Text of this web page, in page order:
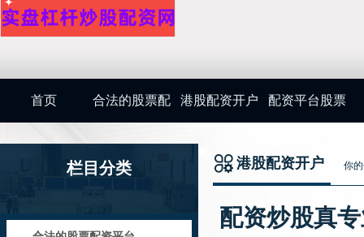
首页 合法的股票配
资平台
港股配资开户 配资平台股票
栏目分类 港股配资开户 你
配资炒股真